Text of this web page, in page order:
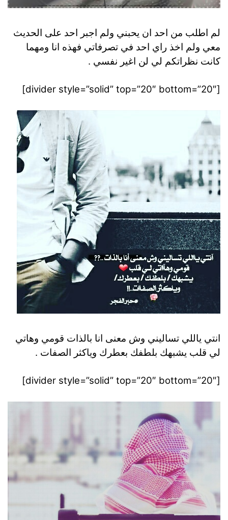
لم اطلب من احد ان يحبني ولم اجبر احد على الحديث
معي ولم اخذ راي احد في تصرفاتي فهذه انا ومهما
كانت نظراتكم لي لن اغير نفسي .
[divider style=”solid” top=”20″ bottom=”20″]
انتي ياللي تساليني وش معنى انا بالذات قومي وهاتي
لي قلب يشبهك بلطفك بعطرك وياكثر الصفات .
[divider style=”solid” top=”20″ bottom=”20″]